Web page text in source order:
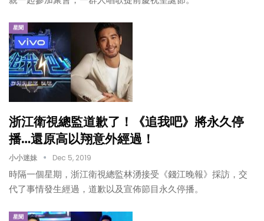
星聞
浙江衛視總監道歉了！《追我吧》將永久停
播…還原高以翔意外經過！
小小迷妹 Dec 5, 2019
時隔一個星期，浙江衛視總監林湧接受《錢江晚報》採訪，交
代了事情發生經過，道歉以及宣佈節目永久停播。
星聞